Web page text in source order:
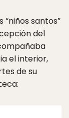
santos”
del
el interior,
de su